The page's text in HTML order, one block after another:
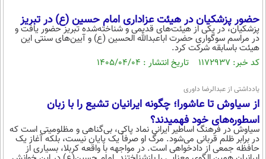
حضور پزشکیان در هیئت عزاداری امام حسین (ع) در تبریز
پزشکیان، در یکی از هیئت‌های قدیمی و شناخته‌شده تبریز حضور یافت و
در مراسم سوگواری حضرت اباعبدالله الحسین (ع) و آیین‌های سنتی این
هیئت باسابقه شرکت کرد.
کد خبر: ۱۱۷۲۹۳۷ تاریخ انتشار : ۱۴۰۵/۰۴/۰۴
یادداشتی از عبدالرضا داوری
از سیاوش تا عاشورا؛ چگونه ایرانیان تشیع را با زبان
اسطوره‌های خود فهمیدند؟
سیاوش در فرهنگ اساطیر ایرانی نماد پاکی، بی‌گناهی و مظلومیتی است که
در برابر ظلم قربانی می‌شود. مرگ او صرفاً یک پایان نیست، بلکه آغاز یک
حافظه جمعی از دادخواهی است. در مواجهه با واقعه کربلا، بسیاری از